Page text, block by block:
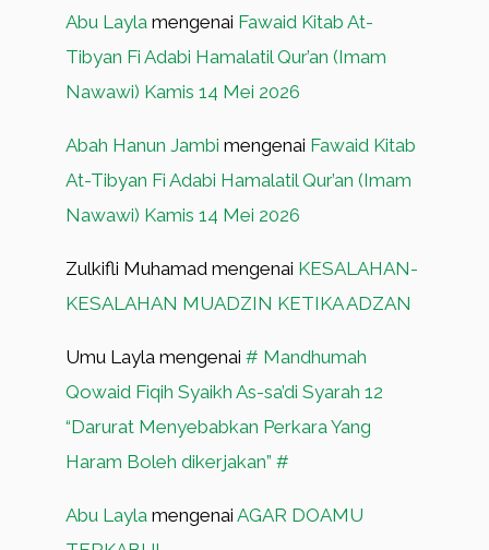
Abu Layla mengenai Fawaid Kitab At-
Tibyan Fi Adabi Hamalatil Qur’an (Imam
Nawawi) Kamis 14 Mei 2026
Abah Hanun Jambi mengenai Fawaid Kitab
At-Tibyan Fi Adabi Hamalatil Qur’an (Imam
Nawawi) Kamis 14 Mei 2026
Zulkifli Muhamad mengenai KESALAHAN-
KESALAHAN MUADZIN KETIKA ADZAN
Umu Layla mengenai # Mandhumah
Qowaid Fiqih Syaikh As-sa’di Syarah 12
“Darurat Menyebabkan Perkara Yang
Haram Boleh dikerjakan” #
Abu Layla mengenai AGAR DOAMU